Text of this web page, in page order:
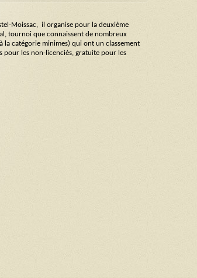
Moissac, il organise pour la deuxième
tournoi que connaissent de nombreux
la catégorie minimes) qui ont un classement
pour les non-licenciés, gratuite pour les